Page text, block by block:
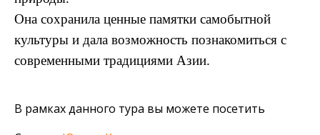
Она сохранила ценные памятки самобытной
культуры и дала возможность познакомиться с
современными традициями Азии.
В рамках данного тура вы можете посетить